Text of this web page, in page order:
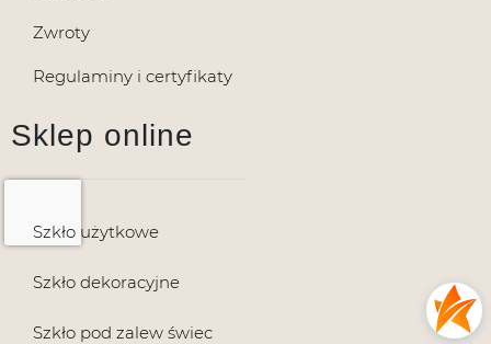
Zwroty
Regulaminy i certyfikaty
Sklep online
Szkło użytkowe
Szkło dekoracyjne
Szkło pod zalew świec